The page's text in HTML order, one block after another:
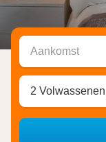
Aankomst
2